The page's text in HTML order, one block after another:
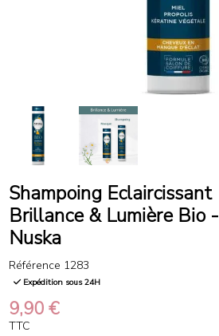
Shampoing Eclaircissant
Brillance & Lumière Bio -
Nuska
Référence 1283
Expédition sous 24H
9,90 €
TTC